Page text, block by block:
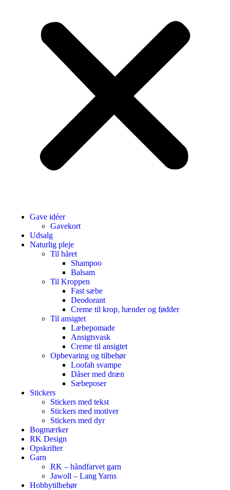
Gave idéer
Gavekort
Udsalg
Naturlig pleje
Til håret
Shampoo
Balsam
Til Kroppen
Fast sæbe
Deodorant
Creme til krop, hænder og fødder
Til ansigtet
Læbepomade
Ansigtsvask
Creme til ansigtet
Opbevaring og tilbehør
Loofah svampe
Dåser med dræn
Sæbeposer
Stickers
Stickers med tekst
Stickers med motiver
Stickers med dyr
Bogmærker
RK Design
Opskrifter
Garn
RK – håndfarvet garn
Jawoll – Lang Yarns
Hobbytilbehør